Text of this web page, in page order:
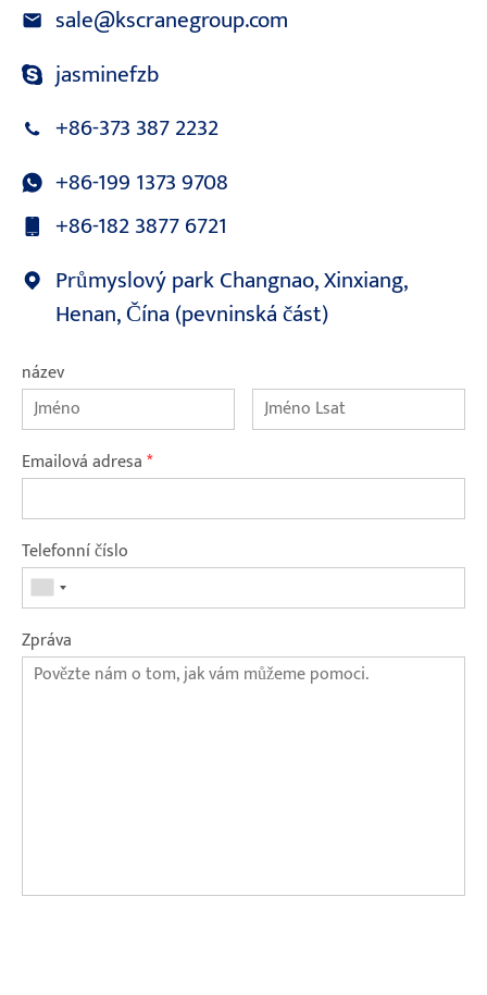
sale@kscranegroup.com
jasminefzb
+86-373 387 2232
+86-199 1373 9708
+86-182 3877 6721
Průmyslový park Changnao, Xinxiang,
Henan, Čína (pevninská část)
název
Emailová adresa*
Telefonní číslo
Zpráva